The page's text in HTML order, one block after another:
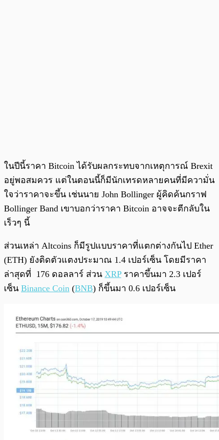
ในปีนี้ราคา Bitcoin ได้รับผลกระทบจากเหตุการณ์ Brexit
อยู่พอสมควร แต่ในตอนนี้ก็มีนักเทรดหลายคนที่มีความั่น
ใจว่าราคาจะขึ้น เช่นนาย John Bollinger ผู้คิดค้นกราฟ
Bollinger Band เขาบอกว่าราคา Bitcoin อาจจะตีกลับใน
เร็วๆ นี้
ส่วนเหล่า Altcoins ก็มีรูปแบบราคาที่แตกต่างกันไป Ether
(ETH) ยังติดตัวแตงประมาณ 1.4 เปอร์เซ็น โดยมีราคา
ล่าสุดที่ 176 ดอลลาร์ ส่วน XRPราคาขึ้นมา 2.3 เปอร์
เซ็น Binance Coin (BNB) ก็ขึ้นมา 0.6 เปอร์เซ็น